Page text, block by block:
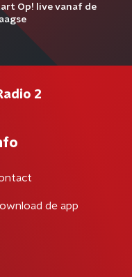
Op! live vanaf de
2
de app